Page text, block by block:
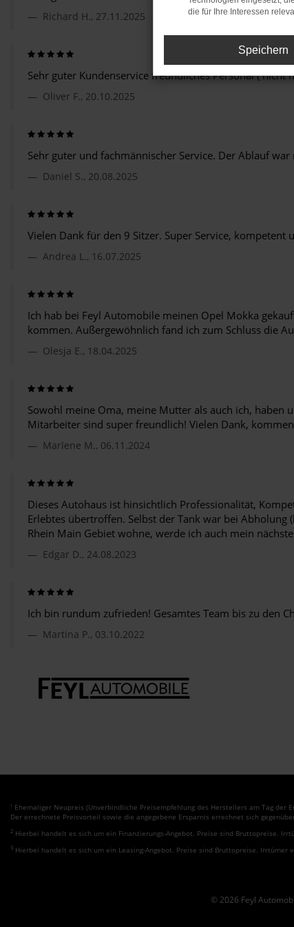
Richard H., 27.11.2025
Sehr guter Kundenservice freundliches Personal (
Oliver F., 20.10.2025
Sehr guter und fachmännischer Service. Der Ablauf
Daniel S., 20.08.2025
Vielen Dank für den 9 Sitzer. Super Service,
Andrea L., 16.07.2025
Ich hab bei Feyl Automobile meinen Opel Mokka
kommen. Außergewöhnlich fand ich zum Schluss die
Olesja E., 18.04.2025
Sowohl meine Oma, meine Mutter als auch ich, haben
Mitarbeiter sind super freundlich! Vielen Dank,
Marlene M., 06.11.2024
Dieses Autohaus ist hinsichtlich Professionalität,
Erlebtes übertroffen. Selbst der Tank war bei
Rhein Main Gebiet wohne, werde ich auch mein
Edgar D., 24.08.2023
Ich bin rundum zufrieden! Gesamtes Team bis zu den
Martina P., 03.10.2022
1 Ehemaliger Neupreis (Unverbindliche Preisempfehlung des Herstellers am Tag der
Der errechnete Preisvorteil sowie die angegebene Ersparnis errechnet sich
2 Hierbei handelt es sich um ein Finanzierungs-Angebot. Preise sind Bruttopreise.
3 Hierbei handelt es sich um ein Leasing-Angebot. Preise sind Bruttopreise. Irrtümer
© 2026 Feyl
die für Ihre Interessen
Speichern